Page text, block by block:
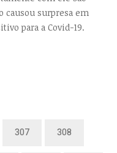
causou surpresa em
para a Covid-19.
307 308